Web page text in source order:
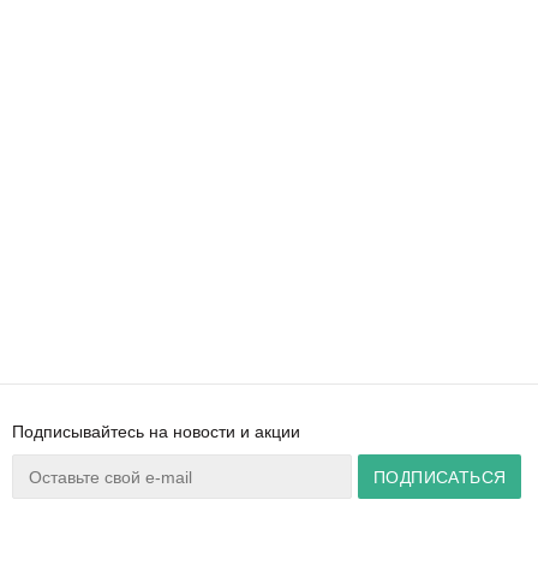
Подписывайтесь на новости и акции